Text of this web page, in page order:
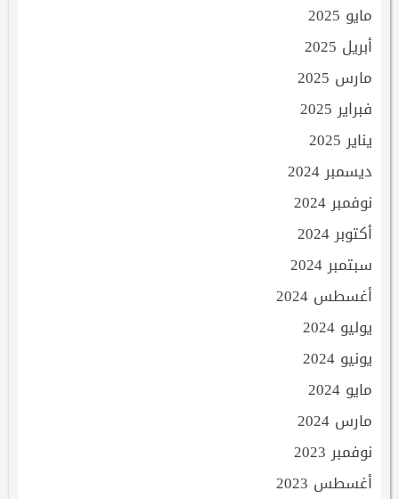
مايو 2025
أبريل 2025
مارس 2025
فبراير 2025
يناير 2025
ديسمبر 2024
نوفمبر 2024
أكتوبر 2024
سبتمبر 2024
أغسطس 2024
يوليو 2024
يونيو 2024
مايو 2024
مارس 2024
نوفمبر 2023
أغسطس 2023